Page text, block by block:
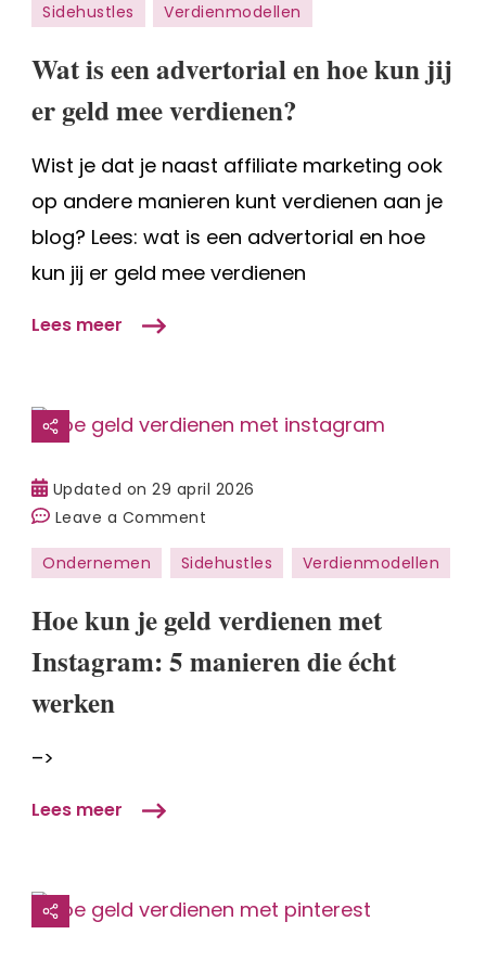
een
en
hoe
kun
jij
geld
mee
verdienen?
Sidehustles
Verdienmodellen
Wat is een advertorial en hoe kun jij
er geld mee verdienen?
Wist je dat je naast affiliate marketing ook
op andere manieren kunt verdienen aan je
blog? Lees: wat is een advertorial en hoe
kun jij er geld mee verdienen
Lees meer
Updated on29 april 2026
Leave a Comment
Hoe
kun
geld
verdienen
Ondernemen Sidehustles Verdienmodellen
Hoe kun je geld verdienen met
Instagram: 5 manieren die écht
werken
–>
Lees meer